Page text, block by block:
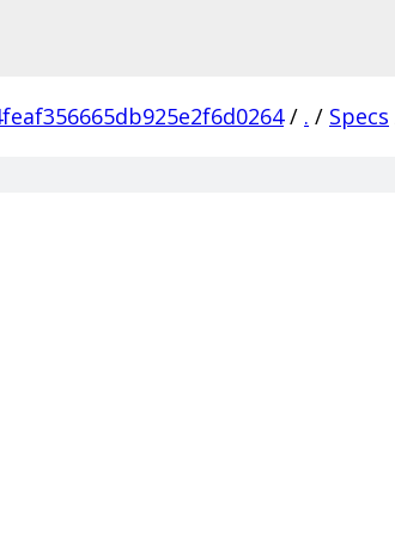
/ . / Specs